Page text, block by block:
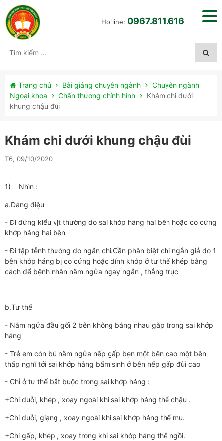
Hotline: 0967.811.616
Trang chủ Bài giảng chuyên ngành
Chuyên ngành
Ngoại khoa
Chấn thương chỉnh hình
Khám chi dưới
khung chậu đùi
Khám chi dưới khung chậu đùi
T6, 09/10/2020
1) Nhìn :
a.Dáng điệu
- Đi đứng kiểu vịt thường do sai khớp háng hai bên hoặc co cứng
khớp háng hai bên
- Đi tập tễnh thường do ngắn chi.Cần phân biệt chi ngắn giả do 1
bên khớp háng bị co cứng hoặc dính khớp ở tư thế khép bằng
cách để bệnh nhân nằm ngửa ngay ngắn , thẳng trục
b.Tư thế
- Nằm ngửa đầu gối 2 bên không bằng nhau găp trong sai khớp
háng
- Trẻ em còn bú nằm ngửa nếp gấp bẹn một bên cao một bên
thấp nghĩ tới sai khớp háng bẩm sinh ở bên nếp gấp đùi cao
- Chỉ ở tư thế bắt buộc trong sai khớp háng :
+Chi duỗi, khép , xoay ngoài khi sai khớp háng thể chậu .
+Chi duỗi, giạng , xoay ngoài khi sai khớp háng thể mu.
+Chi gấp, khép , xoay trong khi sai khớp háng thể ngồi.